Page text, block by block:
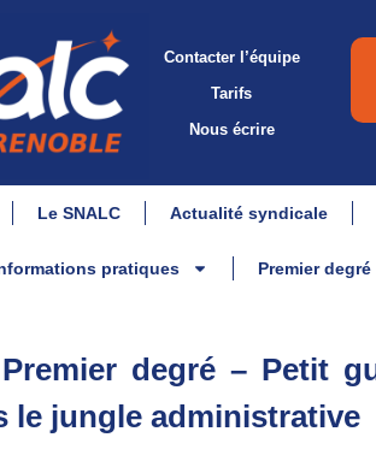
Contacter l’équipe
Tarifs
Nous écrire
Le SNALC Actualité syndicale
pratiques Premier degré
degré – Petit
le jungle administrative